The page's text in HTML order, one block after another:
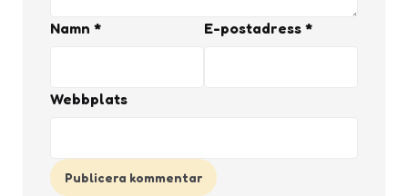
Namn * E-postadress *
Webbplats